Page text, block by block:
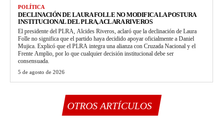
POLÍTICA
DECLINACIÓN DE LAURA FOLLE NO MODIFICA LA POSTURA
INSTITUCIONAL DEL PLRA, ACLARA RIVEROS
El presidente del PLRA, Alcides Riveros, aclaró que la declinación de Laura
Folle no significa que el partido haya decidido apoyar oficialmente a Daniel
Mujica. Explicó que el PLRA integra una alianza con Cruzada Nacional y el
Frente Amplio, por lo que cualquier decisión institucional debe ser
consensuada.
5 de agosto de 2026
OTROS ARTÍCULOS